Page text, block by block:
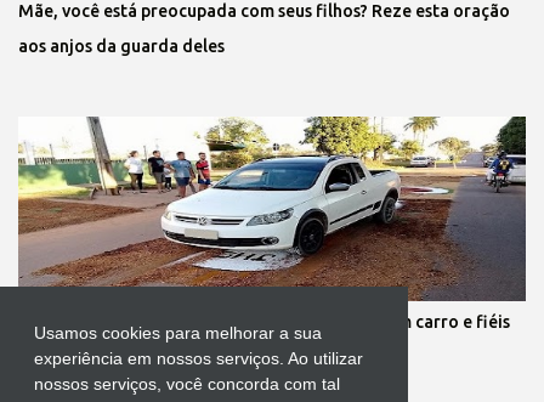
Usamos cookies para melhorar a sua
experiência em nossos serviços. Ao utilizar
nossos serviços, você concorda com tal
Mãe, você está preocupada com seus filhos? Reze esta oração
aos anjos da guarda deles
Protestante destrói tapete de Corpus Christi com carro e fiéis
se revoltam